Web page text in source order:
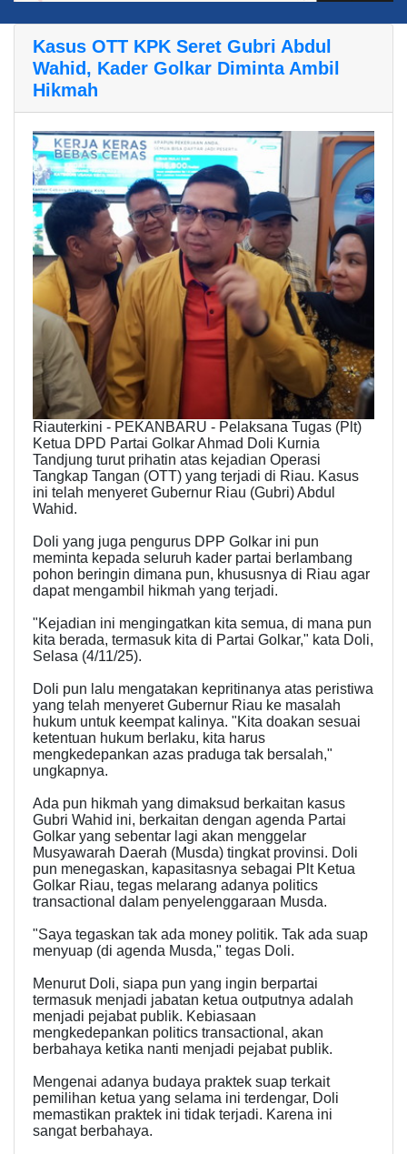
Kasus OTT KPK Seret Gubri Abdul
Wahid, Kader Golkar Diminta Ambil
Hikmah
Riauterkini - PEKANBARU - Pelaksana Tugas (Plt)
Ketua DPD Partai Golkar Ahmad Doli Kurnia
Tandjung turut prihatin atas kejadian Operasi
Tangkap Tangan (OTT) yang terjadi di Riau. Kasus
ini telah menyeret Gubernur Riau (Gubri) Abdul
Wahid.
Doli yang juga pengurus DPP Golkar ini pun
meminta kepada seluruh kader partai berlambang
pohon beringin dimana pun, khususnya di Riau agar
dapat mengambil hikmah yang terjadi.
"Kejadian ini mengingatkan kita semua, di mana pun
kita berada, termasuk kita di Partai Golkar," kata Doli,
Selasa (4/11/25).
Doli pun lalu mengatakan kepritinanya atas peristiwa
yang telah menyeret Gubernur Riau ke masalah
hukum untuk keempat kalinya. "Kita doakan sesuai
ketentuan hukum berlaku, kita harus
mengkedepankan azas praduga tak bersalah,"
ungkapnya.
Ada pun hikmah yang dimaksud berkaitan kasus
Gubri Wahid ini, berkaitan dengan agenda Partai
Golkar yang sebentar lagi akan menggelar
Musyawarah Daerah (Musda) tingkat provinsi. Doli
pun menegaskan, kapasitasnya sebagai Plt Ketua
Golkar Riau, tegas melarang adanya politics
transactional dalam penyelenggaraan Musda.
"Saya tegaskan tak ada money politik. Tak ada suap
menyuap (di agenda Musda," tegas Doli.
Menurut Doli, siapa pun yang ingin berpartai
termasuk menjadi jabatan ketua outputnya adalah
menjadi pejabat publik. Kebiasaan
mengkedepankan politics transactional, akan
berbahaya ketika nanti menjadi pejabat publik.
Mengenai adanya budaya praktek suap terkait
pemilihan ketua yang selama ini terdengar, Doli
memastikan praktek ini tidak terjadi. Karena ini
sangat berbahaya.